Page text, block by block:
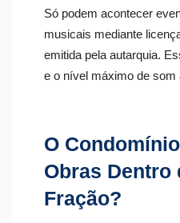
Só podem acontecer
musicais mediante
emitida pela autarquia.
e o nível máximo de som
O
Obras Dentro
Fração?